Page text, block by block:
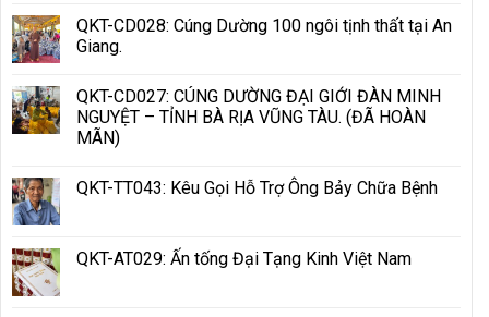
QKT-CD028: Cúng Dường 100 ngôi tịnh thất tại An
Giang.
QKT-CD027: CÚNG DƯỜNG ĐẠI GIỚI ĐÀN MINH
NGUYỆT – TỈNH BÀ RỊA VŨNG TÀU. (ĐÃ HOÀN
MÃN)
QKT-TT043: Kêu Gọi Hỗ Trợ Ông Bảy Chữa Bệnh
QKT-AT029: Ấn tống Đại Tạng Kinh Việt Nam